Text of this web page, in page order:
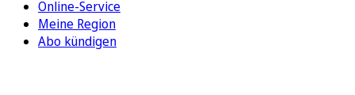
Online-Service
Meine Region
Abo kündigen